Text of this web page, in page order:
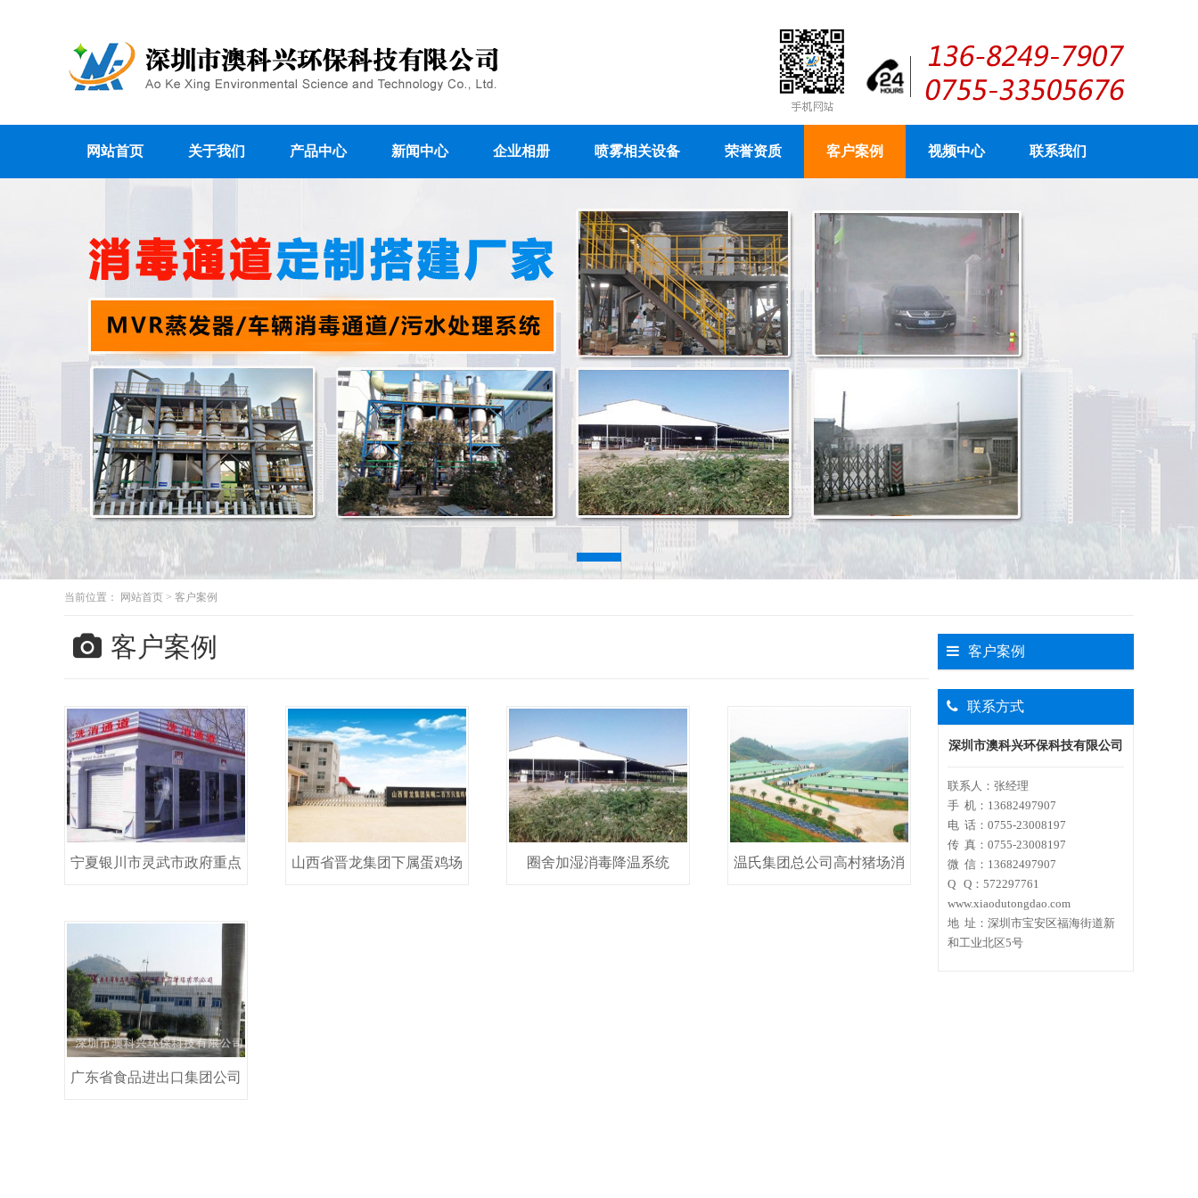
网站首页 关于我们 产品中心 新闻中心 企业相册 喷雾相关设备 荣誉资质 客户案例 视频中心 联系我们
当前位置： 网站首页 > 客户案例
客户案例
宁夏银川市灵武市政府重点 山西省晋龙集团下属蛋鸡场 圈舍加湿消毒降温系统 温氏集团总公司高村猪场消
广东省食品进出口集团公司
客户案例
联系方式
深圳市澳科兴环保科技有限公司
联系人： 张经理
手 机： 13682497907
电 话： 0755-23008197
传 真： 0755-23008197
微 信： 13682497907
Q Q：572297761
www.xiaodutongdao.com
地 址： 深圳市宝安区福海街道新
和工业北区5号